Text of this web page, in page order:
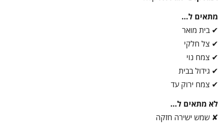
מתאים ל…
✔ בית מואר
✔ צל חלקי
✔ צמח נוי
✔ גידול בבית
✔ צמח ירוק עד
לא מתאים ל…
✘ שמש ישירה חזקה